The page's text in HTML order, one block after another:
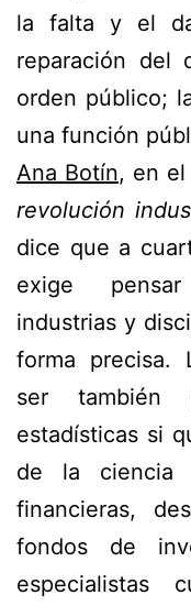
la falta y el
reparación del
orden público;
una función
Ana Botín, en el
revolución
dice que a
exige
industrias y
forma precisa.
ser también
estadísticas si
de la ciencia
financieras,
fondos de
especialistas